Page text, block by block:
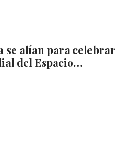
se alían para celebrar
del Espacio…